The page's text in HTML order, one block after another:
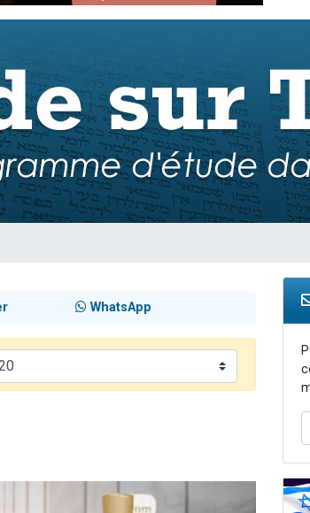
une bénédiction
un don pour Sauvez la jambe de Yohan
en groupe sur Zoom
Box Music
une bénédiction
WhatsApp